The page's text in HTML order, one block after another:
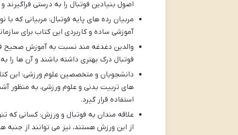
اصول بنیادین فوتبال را به درستی
مربیان رده های پایه فوتبال: مربیانی که با
آموزشی ساده و کاربردی این کتاب برای
والدین دغدغه مند نسبت به آموزش صحیح
فوتبال درک بهتری داشته باشند و آن ها را
دانشجویان و متخصصین علوم ورزشی: این
های تربیت بدنی و علوم ورزشی، به منظور
استفاده قرار گیرد.
علاقه مندان به فوتبال و ورزش: کسانی که
از این ورزش هستند، نیز می توانند از